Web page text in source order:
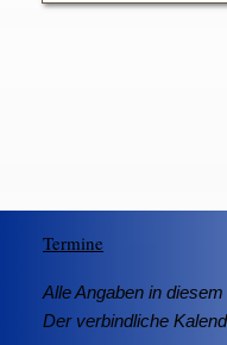
Termine
Alle Angaben in
Der verbindliche